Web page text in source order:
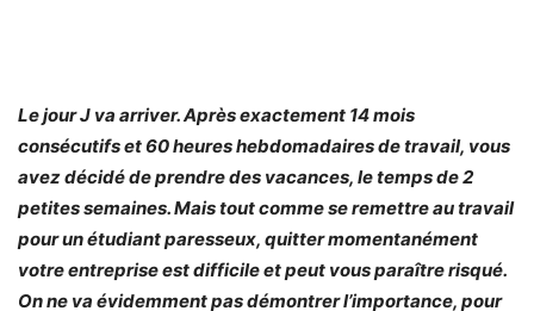
Le jour J va arriver. Après exactement 14 mois
consécutifs et 60 heures hebdomadaires de travail, vous
avez décidé de prendre des vacances, le temps de 2
petites semaines. Mais tout comme se remettre au travail
pour un étudiant paresseux, quitter momentanément
votre entreprise est difficile et peut vous paraître risqué.
On ne va évidemment pas démontrer l’importance, pour